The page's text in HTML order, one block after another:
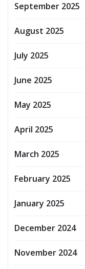
September 2025
August 2025
July 2025
June 2025
May 2025
April 2025
March 2025
February 2025
January 2025
December 2024
November 2024